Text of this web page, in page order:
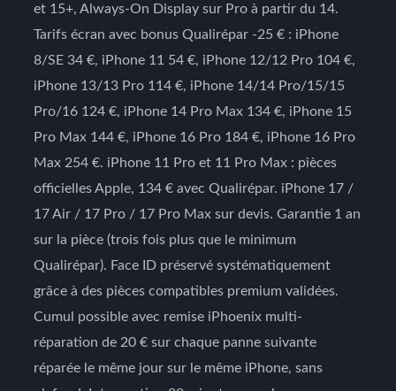
et 15+, Always-On Display sur Pro à partir du 14.
Tarifs écran avec bonus Qualirépar -25 € : iPhone
8/SE 34 €, iPhone 11 54 €, iPhone 12/12 Pro 104 €,
iPhone 13/13 Pro 114 €, iPhone 14/14 Pro/15/15
Pro/16 124 €, iPhone 14 Pro Max 134 €, iPhone 15
Pro Max 144 €, iPhone 16 Pro 184 €, iPhone 16 Pro
Max 254 €. iPhone 11 Pro et 11 Pro Max : pièces
officielles Apple, 134 € avec Qualirépar. iPhone 17 /
17 Air / 17 Pro / 17 Pro Max sur devis. Garantie 1 an
sur la pièce (trois fois plus que le minimum
Qualirépar). Face ID préservé systématiquement
grâce à des pièces compatibles premium validées.
Cumul possible avec remise iPhoenix multi-
réparation de 20 € sur chaque panne suivante
réparée le même jour sur le même iPhone, sans